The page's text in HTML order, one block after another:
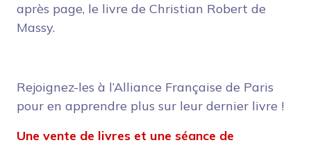
après page, le livre de Christian Robert de
Massy.
Rejoignez-les à l’Alliance Française de Paris
pour en apprendre plus sur leur dernier livre !
Une vente de livres et une séance de